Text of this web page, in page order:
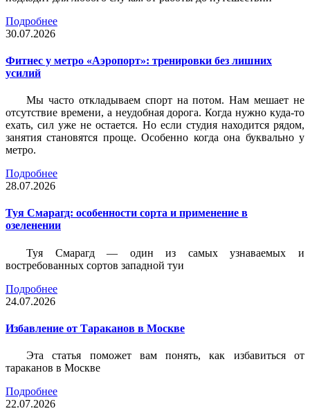
Подробнее
30.07.2026
Фитнес у метро «Аэропорт»: тренировки без лишних
усилий
Мы часто откладываем спорт на потом. Нам мешает не
отсутствие времени, а неудобная дорога. Когда нужно куда-то
ехать, сил уже не остается. Но если студия находится рядом,
занятия становятся проще. Особенно когда она буквально у
метро.
Подробнее
28.07.2026
Туя Смарагд: особенности сорта и применение в
озеленении
Туя Смарагд — один из самых узнаваемых и
востребованных сортов западной туи
Подробнее
24.07.2026
Избавление от Тараканов в Москве
Эта статья поможет вам понять, как избавиться от
тараканов в Москве
Подробнее
22.07.2026